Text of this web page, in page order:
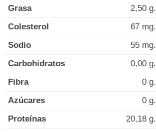
Grasa
2,50 g.
Colesterol
67 mg.
Sodio
55 mg.
Carbohidratos
0,00 g.
Fibra
0 g.
Azúcares
0 g.
Proteínas
20,18 g.